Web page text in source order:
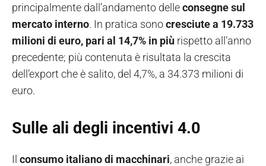
principalmente dall’andamento delleconsegne sul
mercato interno. In pratica sonocresciute a 19.733
milioni di euro, pari al 14,7% in più rispetto all’anno
precedente; più contenuta è risultata la crescita
dell’export che è salito, del 4,7%, a 34.373 milioni di
euro.
Sulle ali degli incentivi 4.0
Il consumo italiano di macchinari, anche grazie ai